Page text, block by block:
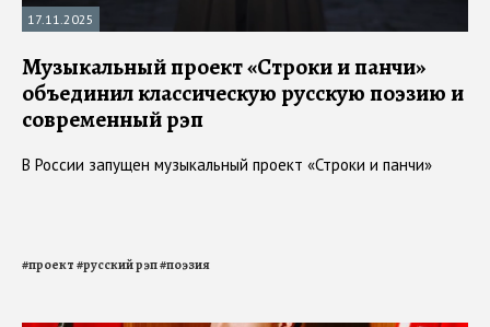
17.11.2025
Музыкальный проект «Строки и панчи»
объединил классическую русскую поэзию и
современный рэп
В России запущен музыкальный проект «Строки и панчи»
#проект#русский рэп#поэзия